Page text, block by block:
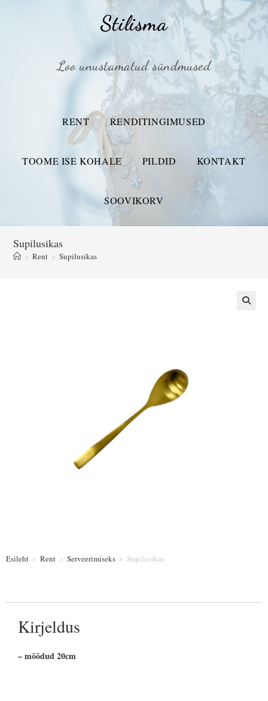
Stilisma
Loo unustamatud sündmused
RENT RENDITINGIMUSED
TOOME ISE KOHALE PILDID KONTAKT
SOOVIKORV
Supilusikas
> Rent > Supilusikas
Esileht > Rent > Serveerimiseks > Supilusikas
Kirjeldus
– mõõdud 20cm